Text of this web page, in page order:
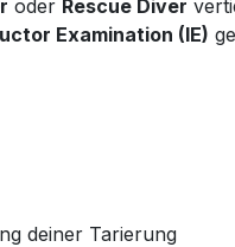
oder Rescue Diver
Examination (IE)
deiner Tarierung